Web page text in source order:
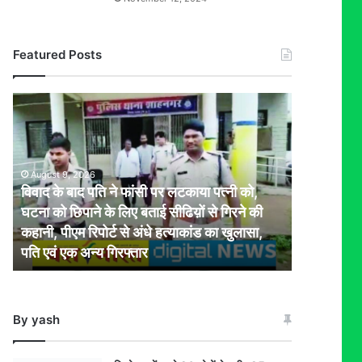
Featured Posts
विवाद
के
बाद
ने
फांसी
पर
लटकाया
पत्नी
को,
घटना
के
लिए
August 9, 2026
विवाद के बाद पति ने फांसी पर लटकाया पत्नी को,
घटना को छिपाने के लिए बताई सीढिय़ों से गिरने की
कहानी, पीएम रिपोर्ट से अंधे हत्याकांड का खुलासा,
पति एवं एक अन्य गिरफ्तार
By yash